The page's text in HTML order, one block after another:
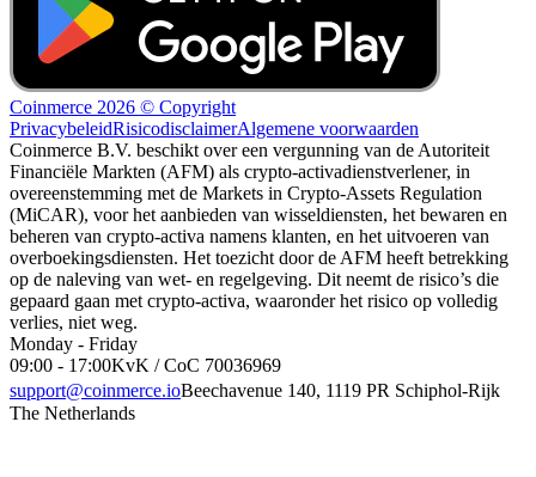
Coinmerce 2026 © Copyright
PrivacybeleidRisicodisclaimerAlgemene voorwaarden
Coinmerce B.V. beschikt over een vergunning van de Autoriteit
Financiële Markten (AFM) als crypto-activadienstverlener, in
overeenstemming met de Markets in Crypto-Assets Regulation
(MiCAR), voor het aanbieden van wisseldiensten, het bewaren en
beheren van crypto-activa namens klanten, en het uitvoeren van
overboekingsdiensten. Het toezicht door de AFM heeft betrekking
op de naleving van wet- en regelgeving. Dit neemt de risico’s die
gepaard gaan met crypto-activa, waaronder het risico op volledig
verlies, niet weg.
Monday - Friday
09:00 - 17:00KvK / CoC 70036969
support@coinmerce.ioBeechavenue 140, 1119 PR Schiphol-Rijk
The Netherlands